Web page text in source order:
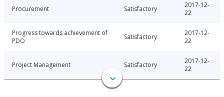
Procurement Satisfactory
2017-12-
22
Progress towards achievement of
PDO
Satisfactory
2017-12-
22
Project Management Satisfactory
2017-12-
22